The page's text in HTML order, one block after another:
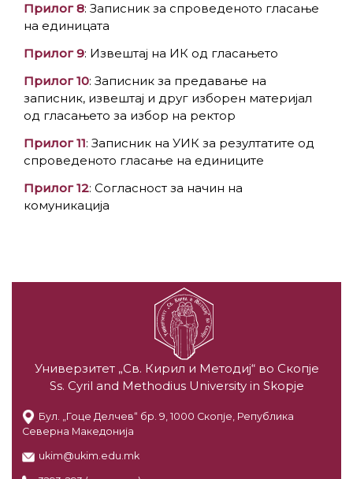
Прилог 8: Записник за спроведеното гласање
на единицата
Прилог 9: Извештај на ИК од гласањето
Прилог 10: Записник за предавање на
записник, извештај и друг изборен материјал
од гласањето за избор на ректор
Прилог 11: Записник на УИК за резултатите од
спроведеното гласање на единиците
Прилог 12: Согласност за начин на
комуникација
Универзитет „Св. Кирил и Методиј“ во Скопје
Ss. Cyril and Methodius University in Skopje
Бул. „Гоце Делчев“ бр. 9, 1000 Скопје, Република
Северна Македонија
ukim@ukim.edu.mk